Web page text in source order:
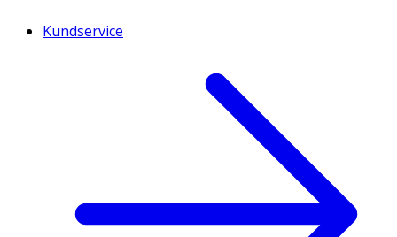
Kundservice